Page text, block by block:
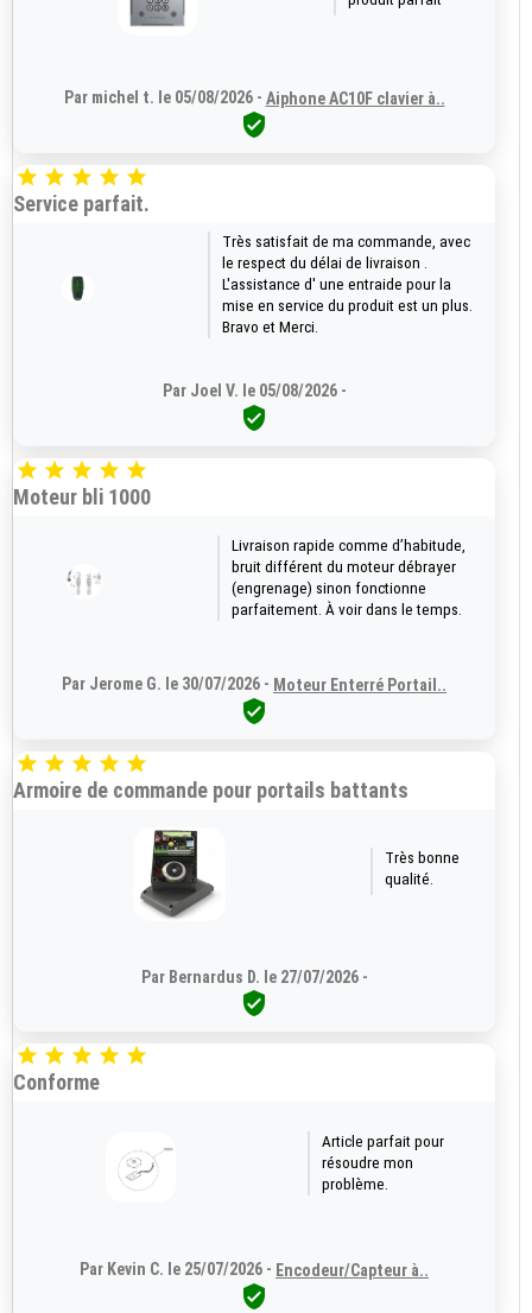
Par michel t. le 05/08/2026 - Aiphone AC10F clavier à..

    
Service parfait.
Très satisfait de ma commande, avec
le respect du délai de livraison .
L'assistance d' une entraide pour la
mise en service du produit est un plus.
Bravo et Merci.
Par Joel V. le 05/08/2026 -

    
Moteur bli 1000
Livraison rapide comme d’habitude,
bruit différent du moteur débrayer
(engrenage) sinon fonctionne
parfaitement. À voir dans le temps.
Par Jerome G. le 30/07/2026 - Moteur Enterré Portail..

    
Armoire de commande pour portails battants
Très bonne
qualité.
Par Bernardus D. le 27/07/2026 -

    
Conforme
Article parfait pour
résoudre mon
problème.
Par Kevin C. le 25/07/2026 - Encodeur/Capteur à..
